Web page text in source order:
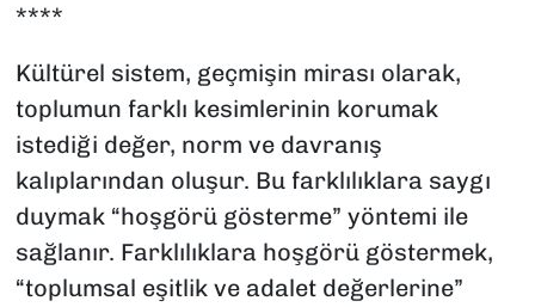
****
Kültürel sistem, geçmişin mirası olarak,
toplumun farklı kesimlerinin korumak
istediği değer, norm ve davranış
kalıplarından oluşur. Bu farklılıklara saygı
duymak “hoşgörü gösterme” yöntemi ile
sağlanır. Farklılıklara hoşgörü göstermek,
“toplumsal eşitlik ve adalet değerlerine”